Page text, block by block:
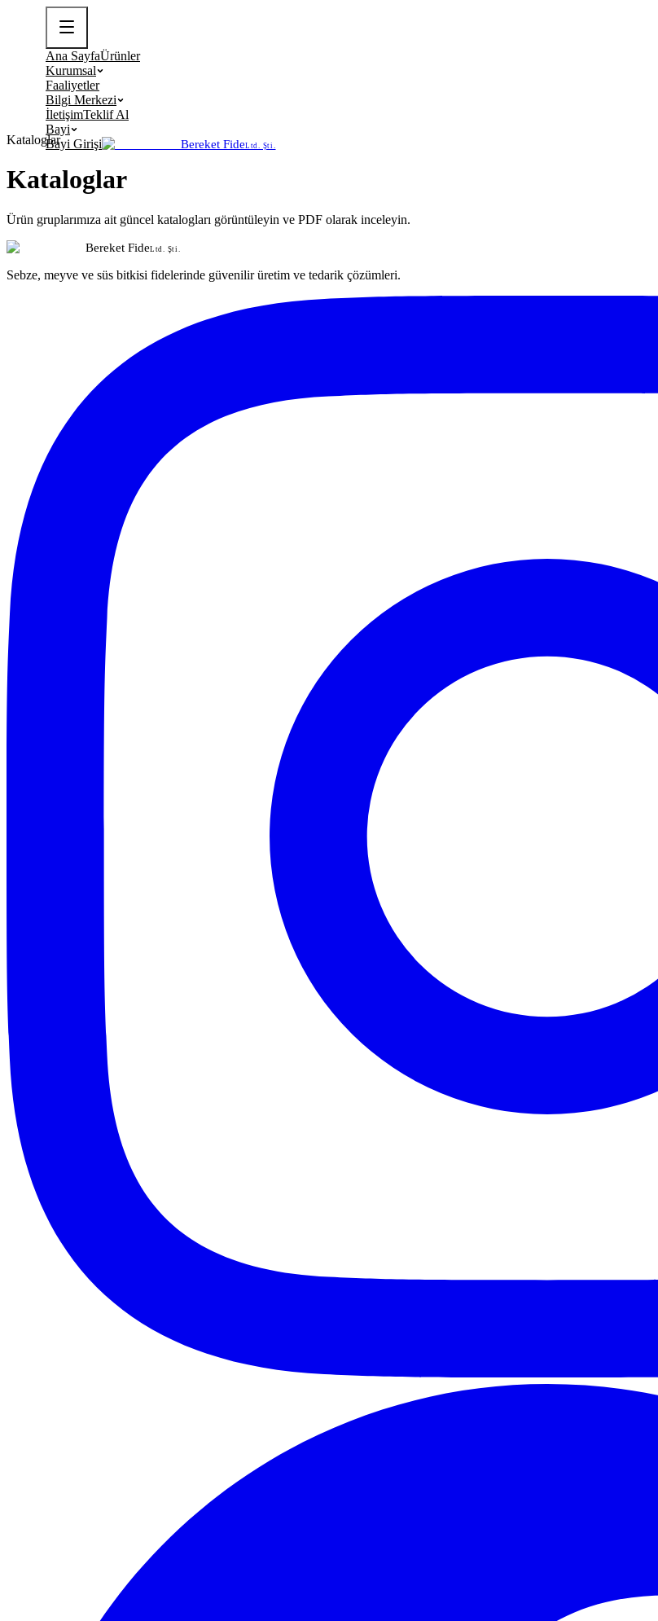
Ana SayfaÜrünler
Kurumsal
Faaliyetler
Bilgi Merkezi
İletişimTeklif Al
Bayi
Bayi Girişi
Bereket FideLtd. Şti.
Kataloglar
Kataloglar
Ürün gruplarımıza ait güncel katalogları görüntüleyin ve PDF olarak inceleyin.
Bereket FideLtd. Şti.
Sebze, meyve ve süs bitkisi fidelerinde güvenilir üretim ve tedarik çözümleri.